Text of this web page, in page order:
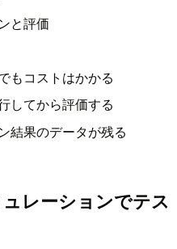
と評価
もコストはかかる
してから評価する
結果のデータが残る
レーションでテス